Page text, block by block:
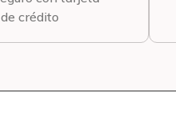
de crédito